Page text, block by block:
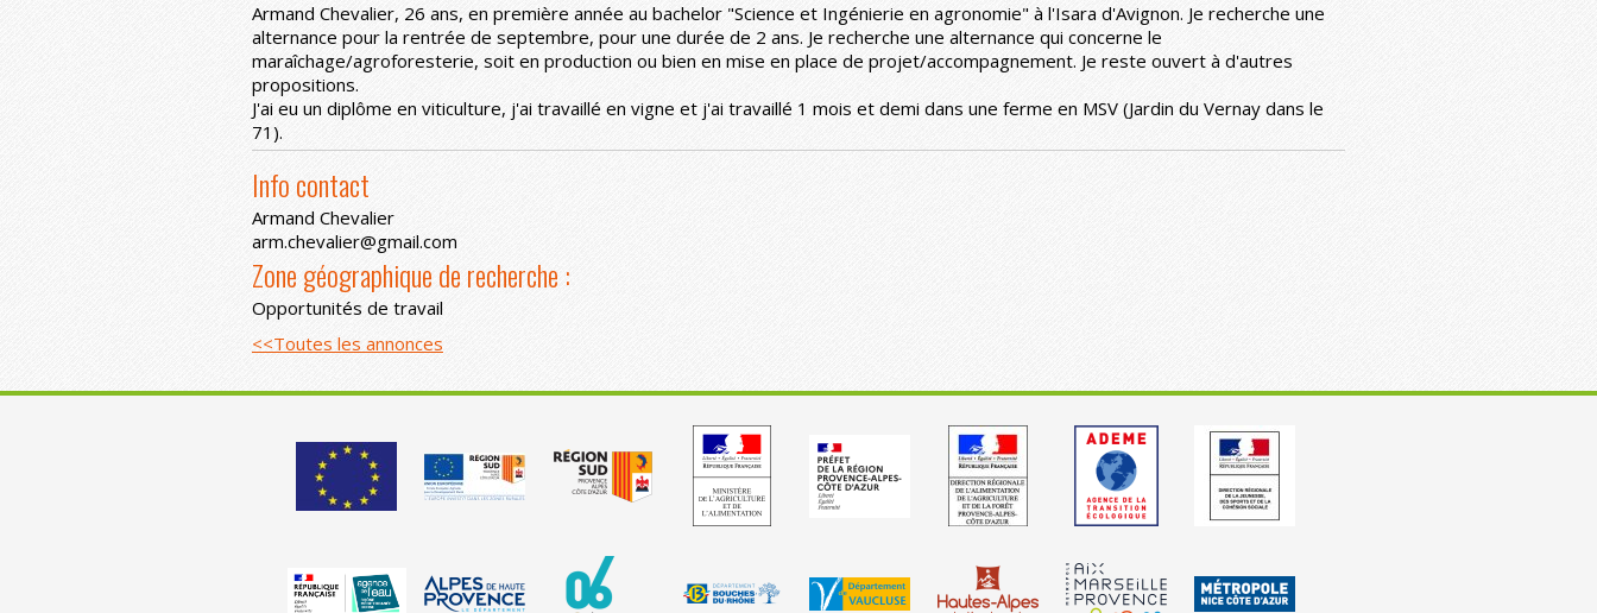
Armand Chevalier, 26 ans, en première année au bachelor "Science et Ingénierie en agronomie" à l'Isara d'Avignon. Je recherche une
alternance pour la rentrée de septembre, pour une durée de 2 ans. Je recherche une alternance qui concerne le
maraîchage/agroforesterie, soit en production ou bien en mise en place de projet/accompagnement. Je reste ouvert à d'autres
propositions.
J'ai eu un diplôme en viticulture, j'ai travaillé en vigne et j'ai travaillé 1 mois et demi dans une ferme en MSV (Jardin du Vernay dans le
71).
Info contact
Armand Chevalier
arm.chevalier@gmail.com
Zone géographique de recherche :
Opportunités de travail
<<Toutes les annonces